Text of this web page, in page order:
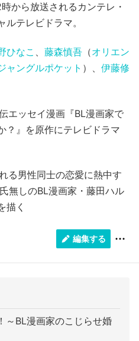
から放送されるカンテレ・
テレビドラマ。
ひなこ 、 藤森慎吾 （オリエン
ャングルポケット ）、 伊藤修
エッセイ漫画『BL漫画家で
？』を原作にテレビドラマ
る男性同士の恋愛に熱中す
無しのBL漫画家・藤田ハル
描く
編集する
～BL漫画家のこじらせ婚